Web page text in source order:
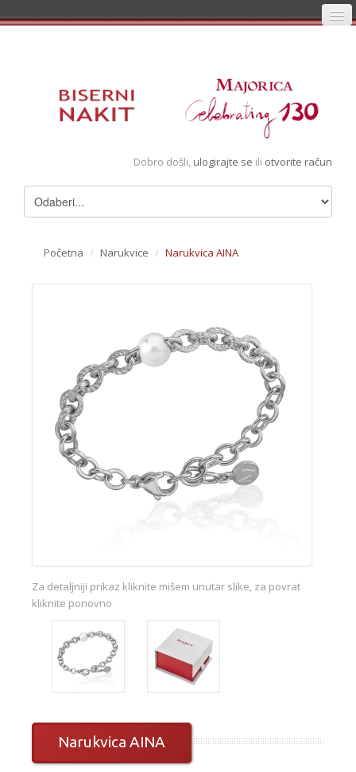
Registracija
Pregledani artikli
Dobro došli, ulogirajte se ili otvorite račun
Početna / Narukvice / Narukvica AINA
Za detaljniji prikaz kliknite mišem unutar slike, za povrat
kliknite ponovno
Narukvica AINA